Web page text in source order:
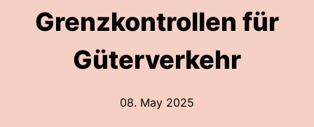
Grenzkontrollen für
Güterverkehr
08. May 2025